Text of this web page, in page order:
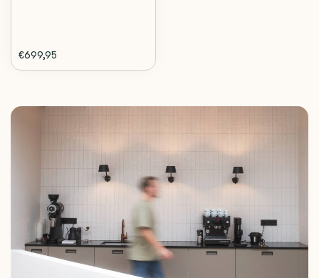
€699,95